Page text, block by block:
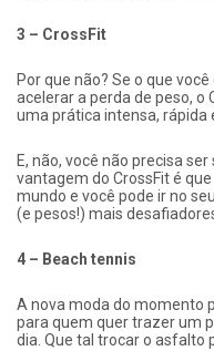
3 – CrossFit
Por que não? Se o que
acelerar a perda de peso, o
uma prática intensa, rápida
E, não, você não precisa
vantagem do CrossFit é
mundo e você pode ir no
(e pesos!) mais
4 – Beach tennis
A nova moda do momento
para quem quer trazer um
dia. Que tal trocar o asfalto